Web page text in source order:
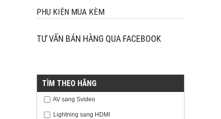
PHỤ KIỆN MUA KÈM
TƯ VẤN BÁN HÀNG QUA FACEBOOK
TÌM THEO HÃNG
AV sang Svideo
Lightning sang HDMI